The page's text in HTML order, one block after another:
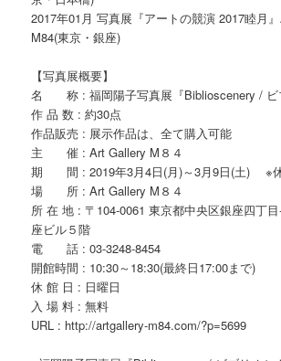
2017年01月 写真展『アートの競演 2017睦月
M84(東京・銀座)
【写真展概要】
名 称 : 福岡陽子写真展『Biblioscenery / ビ
作 品 数 : 約30点
作品販売 : 展示作品は、全て購入可能
主 催 : Art Gallery M８４
期 間 : 2019年3月4日(月)～3月9日(土) ※休
場 所 : Art Gallery M８４
所 在 地 : 〒104-0061 東京都中央区銀座四丁
座ビル５階
電 話 : 03-3248-8454
開館時間 : 10:30～18:30(最終日17:00まで)
休 館 日 : 日曜日
入 場 料 : 無料
URL : http://artgallery-m84.com/?p=5699